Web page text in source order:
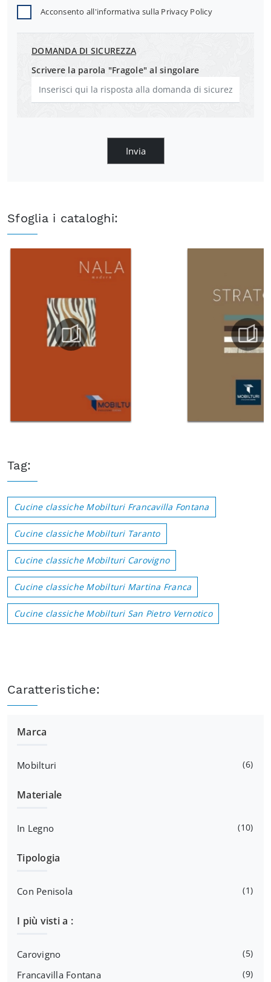
Acconsento all'informativa sulla Privacy Policy
DOMANDA DI SICUREZZA
Scrivere la parola "Fragole" al singolare
Invia
Sfoglia i cataloghi:
Tag:
Cucine classiche Mobilturi Francavilla Fontana
Cucine classiche Mobilturi Taranto
Cucine classiche Mobilturi Carovigno
Cucine classiche Mobilturi Martina Franca
Cucine classiche Mobilturi San Pietro Vernotico
Caratteristiche:
Marca
Mobilturi 6
Materiale
In Legno 10
Tipologia
Con Penisola 1
I più visti a :
Carovigno 5
Francavilla Fontana 9